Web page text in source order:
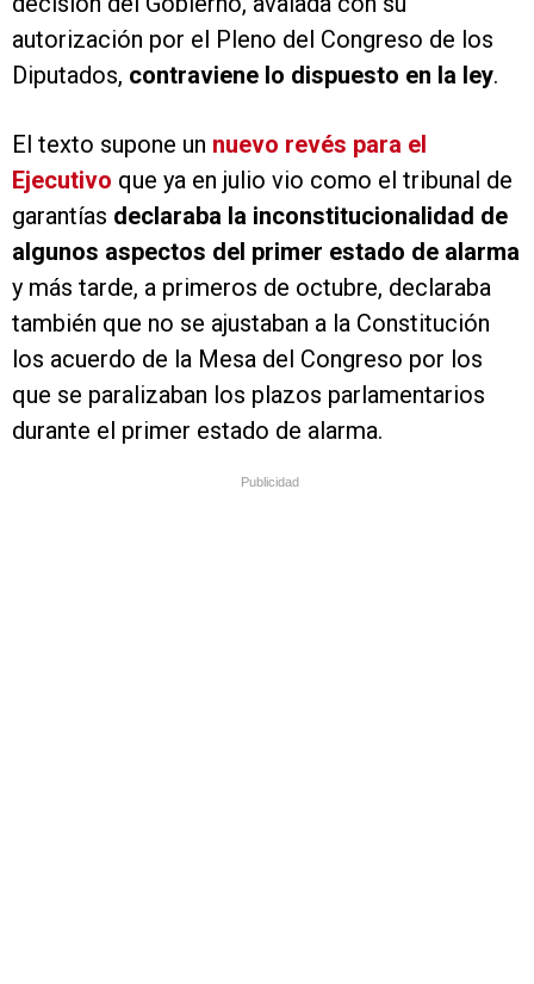
autorización por el Pleno del Congreso de los
Diputados, contraviene lo dispuesto en la ley.
El texto supone un nuevo revés para el
Ejecutivo que ya en julio vio como el tribunal de
garantías declaraba la inconstitucionalidad de
algunos aspectos del primer estado de alarma
y más tarde, a primeros de octubre, declaraba
también que no se ajustaban a la Constitución
los acuerdo de la Mesa del Congreso por los
que se paralizaban los plazos parlamentarios
durante el primer estado de alarma.
Publicidad